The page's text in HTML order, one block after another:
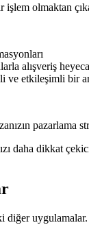
işlem olmaktan
alışveriş
ve etkileşimli bir
pazarlama
daha dikkat
diğer uygulamalar.